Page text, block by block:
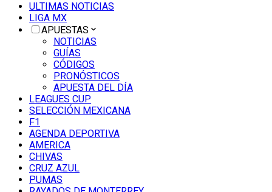
ULTIMAS NOTICIAS
LIGA MX
APUESTAS
NOTICIAS
GUÍAS
CÓDIGOS
PRONÓSTICOS
APUESTA DEL DÍA
LEAGUES CUP
SELECCIÓN MEXICANA
F1
AGENDA DEPORTIVA
AMERICA
CHIVAS
CRUZ AZUL
PUMAS